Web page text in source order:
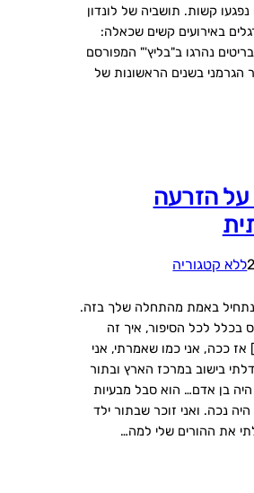
קשות. תושביה של לונדון
באירועים קשים שכאלה:
נהרגו ב"בליץ'" המפורסם
הגרמני בשנים הראשונות של
הזרעה
ללא קטגוריה
נתחיל באמת מהתחלה שלך בזה.
בכלל לכל הסיפור, איך זה
אז ככה, אני כמו שאמרתי, אני
בישוב במרכז הארץ ובתור
בן אדם… הוא סבל מבעיות
היה נכה. ואני זוכר שבתור ילד
את ההורים שלי למה…